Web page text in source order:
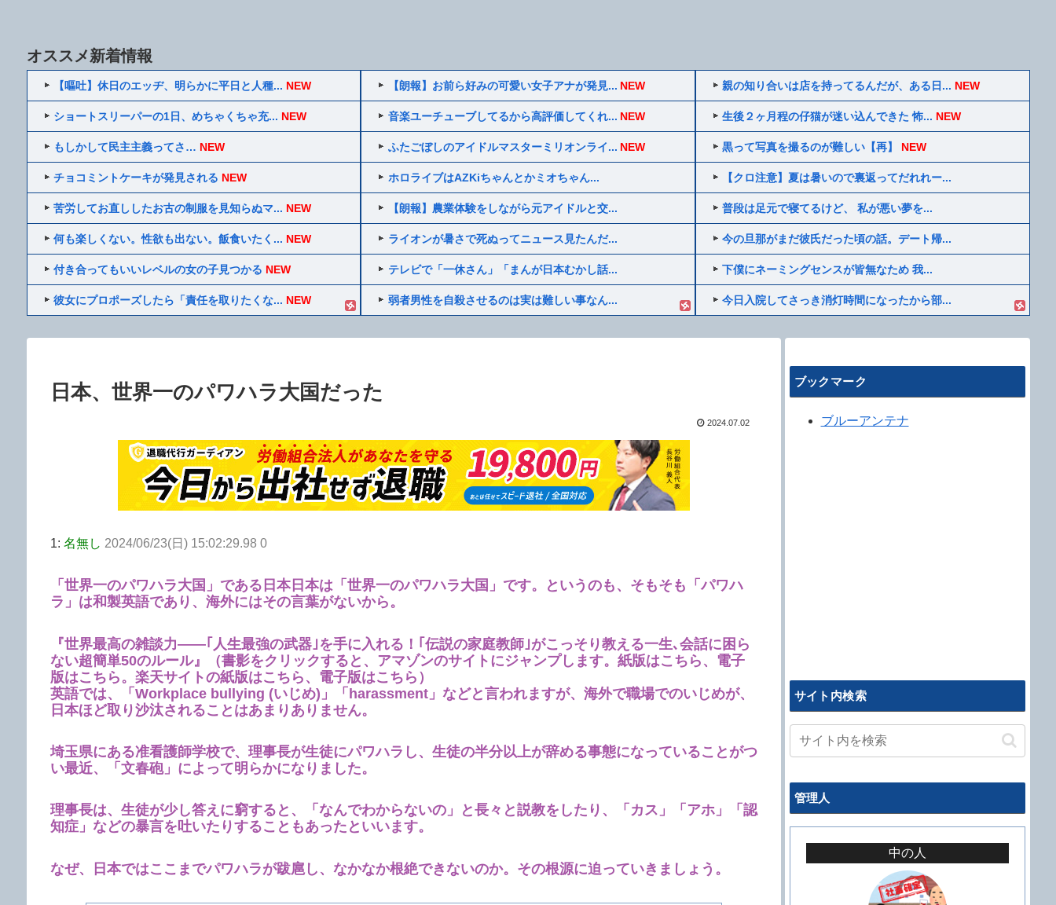
オススメ新着情報
【嘔吐】休日のエッヂ、明らかに平日と人種... NEW
ショートスリーパーの1日、めちゃくちゃ充... NEW
もしかして民主主義ってさ… NEW
チョコミントケーキが発見される NEW
苦労してお直ししたお古の制服を見知らぬマ... NEW
何も楽しくない。性欲も出ない。飯食いたく... NEW
付き合ってもいいレベルの女の子見つかる NEW
彼女にプロポーズしたら「責任を取りたくな... NEW
【朗報】お前ら好みの可愛い女子アナが発見... NEW
音楽ユーチューブしてるから高評価してくれ... NEW
ふたごぼしのアイドルマスターミリオンライ... NEW
ホロライブはAZKiちゃんとかミオちゃん...
【朗報】農業体験をしながら元アイドルと交...
ライオンが暑さで死ぬってニュース見たんだ...
テレビで「一休さん」「まんが日本むかし話...
弱者男性を自殺させるのは実は難しい事なん...
親の知り合いは店を持ってるんだが、ある日... NEW
生後２ヶ月程の仔猫が迷い込んできた 怖... NEW
黒って写真を撮るのが難しい【再】 NEW
【クロ注意】夏は暑いので裏返ってだれれー...
普段は足元で寝てるけど、 私が悪い夢を...
今の旦那がまだ彼氏だった頃の話。デート帰...
下僕にネーミングセンスが皆無なため 我...
今日入院してさっき消灯時間になったから部...
日本、世界一のパワハラ大国だった
2024.07.02
1: 名無し 2024/06/23(日) 15:02:29.98 0
「世界一のパワハラ大国」である日本日本は「世界一のパワハラ大国」です。というのも、そもそも「パワハ
ラ」は和製英語であり、海外にはその言葉がないから。
『世界最高の雑談力――｢人生最強の武器｣を手に入れる！｢伝説の家庭教師｣がこっそり教える一生､会話に困ら
ない超簡単50のルール』（書影をクリックすると、アマゾンのサイトにジャンプします。紙版はこちら、電子
版はこちら。楽天サイトの紙版はこちら、電子版はこちら）
英語では、「Workplace bullying (いじめ)」「harassment」などと言われますが、海外で職場でのいじめが、
日本ほど取り沙汰されることはあまりありません。
埼玉県にある准看護師学校で、理事長が生徒にパワハラし、生徒の半分以上が辞める事態になっていることがつ
い最近、「文春砲」によって明らかになりました。
理事長は、生徒が少し答えに窮すると、「なんでわからないの」と長々と説教をしたり、「カス」「アホ」「認
知症」などの暴言を吐いたりすることもあったといいます。
なぜ、日本ではここまでパワハラが跋扈し、なかなか根絶できないのか。その根源に迫っていきましょう。
ブックマーク
ブルーアンテナ
サイト内検索
管理人
中の人